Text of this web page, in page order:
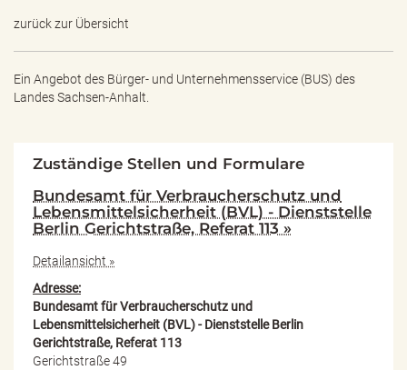
zurück zur Übersicht
Ein Angebot des Bürger- und Unternehmensservice (BUS) des
Landes Sachsen-Anhalt.
Zuständige Stellen und Formulare
Bundesamt für Verbraucherschutz und
Lebensmittelsicherheit (BVL) - Dienststelle
Berlin Gerichtstraße, Referat 113 »
Detailansicht »
Adresse:
Bundesamt für Verbraucherschutz und
Lebensmittelsicherheit (BVL) - Dienststelle Berlin
Gerichtstraße, Referat 113
Gerichtstraße 49